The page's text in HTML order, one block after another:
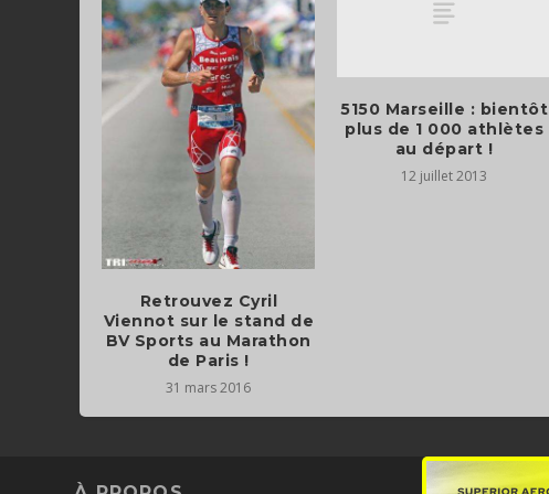
Retrouvez Cyril
Viennot sur le stand de
BV Sports au Marathon
de Paris !
31 mars 2016
5150 Marseille : bientôt
plus de 1 000 athlètes
au départ !
12 juillet 2013